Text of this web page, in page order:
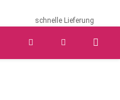
schnelle Lieferung